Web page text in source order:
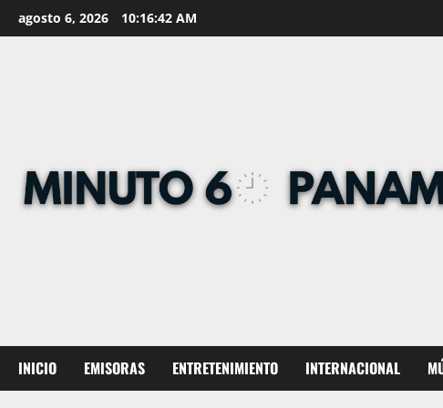
to
agosto 6, 2026 10:16:43 AM
INICIO EMISORAS ENTRETENIMIENTO INTERNACIONAL